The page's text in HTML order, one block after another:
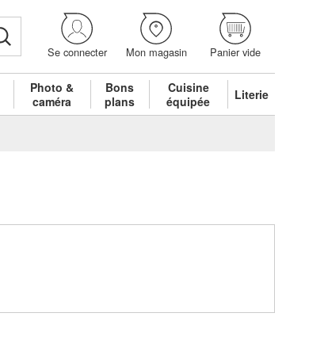
Se connecter Mon magasin Panier vide
Photo &
caméra
Bons
plans
Cuisine
équipée
Literie